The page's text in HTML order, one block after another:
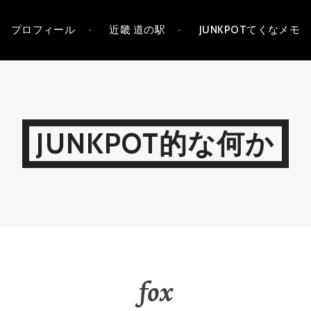
プロフィール 近畿 道の駅 JUNKPOTてくなメモ
JUNKPOT的な何か
fox